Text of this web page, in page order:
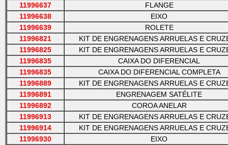
11996637
FLANGE
11996638
EIXO
11996639
ROLETE
11996821
KIT DE ENGRENAGENS ARRUELAS E
11996825
KIT DE ENGRENAGENS ARRUELAS E
11996835
CAIXA DO DIFERENCIAL
11996835
CAIXA DO DIFERENCIAL COMPLETA
11996889
KIT DE ENGRENAGENS ARRUELAS E
11996891
ENGRENAGEM SATÉLITE
11996892
COROA ANELAR
11996913
KIT DE ENGRENAGENS ARRUELAS E
11996914
KIT DE ENGRENAGENS ARRUELAS E
11996930
EIXO